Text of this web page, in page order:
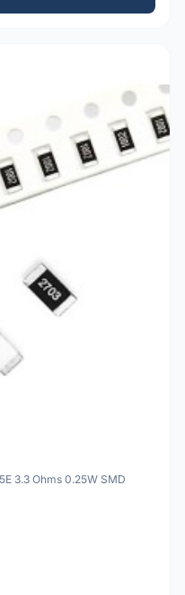
3.3 Ohms 0.25W SMD